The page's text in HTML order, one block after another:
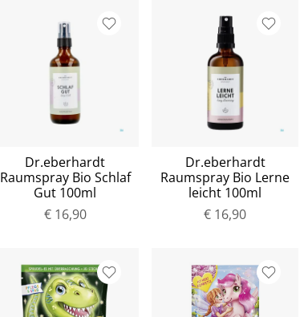
Dr.eberhardt
Raumspray Bio Schlaf
Gut 100ml
€ 16,90
Dr.eberhardt
Raumspray Bio Lerne
leicht 100ml
€ 16,90